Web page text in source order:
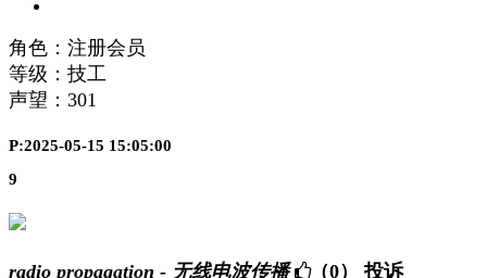
角色：注册会员
等级：技工
声望： 301
P:2025-05-15 15:05:00
9
radio propagation - 无线电波传播 （0） 投诉